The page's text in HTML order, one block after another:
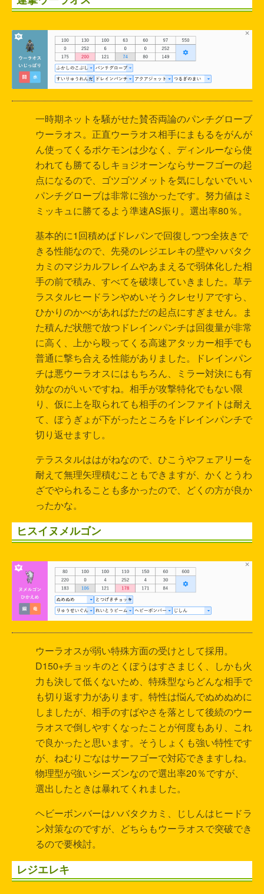
一時期ネットを騒がせた賛否両論のパンチグローブ
ウーラオス。正直ウーラオス相手にまもるをがんが
ん使ってくるポケモンは少なく、ディンルーなら使
われても勝てるしキョジオーンならサーフゴーの起
点になるので、ゴツゴツメットを気にしないでいい
パンチグローブは非常に強かったです。努力値はミ
ミッキュに勝てるよう準速AS振り。選出率80％。
基本的に1回積めばドレパンで回復しつつ全抜きで
きる性能なので、先発のレジエレキの壁やハバタク
カミのマジカルフレイムやあまえるで弱体化した相
手の前で積み、すべてを破壊していきました。草テ
ラスタルヒードランやめいそうクレセリアですら、
ひかりのかべがあればただの起点にすぎません。ま
た積んだ状態で放つドレインパンチは回復量が非常
に高く、上から殴ってくる高速アタッカー相手でも
普通に撃ち合える性能がありました。ドレインパン
チは悪ウーラオスにはもちろん、ミラー対決にも有
効なのがいいですね。相手が攻撃特化でもない限
り、仮に上を取られても相手のインファイトは耐え
て、ぼうぎょが下がったところをドレインパンチで
切り返せますし。
テラスタルははがねなので、ひこうやフェアリーを
耐えて無理矢理積むこともできますが、かくとうわ
ざでやられることも多かったので、どくの方が良か
ったかな。
ヒスイヌメルゴン
ウーラオスが弱い特殊方面の受けとして採用。
D150+チョッキのとくぼうはすさまじく、しかも火
力も決して低くないため、特殊型ならどんな相手で
も切り返す力があります。特性は悩んでぬめぬめに
しましたが、相手のすばやさを落として後続のウー
ラオスで倒しやすくなったことが何度もあり、これ
で良かったと思います。そうしょくも強い特性です
が、ねむりごなはサーフゴーで対応できますしね。
物理型が強いシーズンなので選出率20％ですが、
選出したときは暴れてくれました。
ヘビーボンバーはハバタクカミ、じしんはヒードラ
ン対策なのですが、どちらもウーラオスで突破でき
るので要検討。
レジエレキ